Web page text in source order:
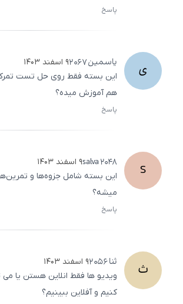
پاسخ
ی یاسمین2067۹ اسفند ۱۴۰۳
این بسته فقط روی حل تست
هم آموزش میده؟
پاسخ
S
salva2048
۹ اسفند ۱۴۰۳
این بسته شامل جزوه‌ها و
میشه؟
پاسخ
ث ثنا2056۹ اسفند ۱۴۰۳
ویدیو ها فقط انلاین هستن یا می‌
کنیم و آفلاین ببینیم؟